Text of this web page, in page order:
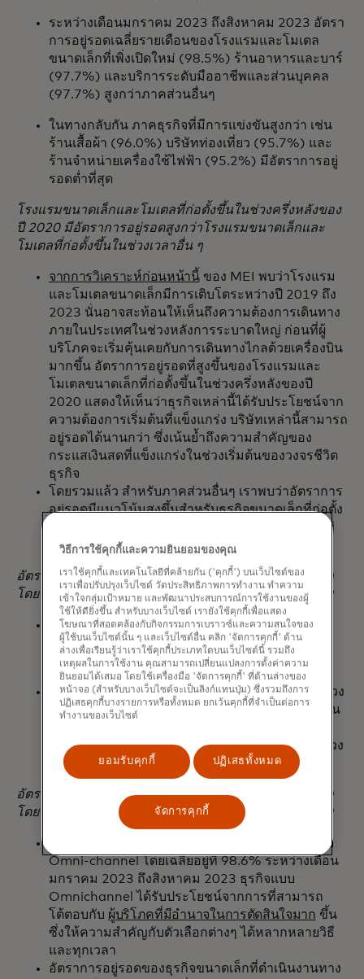
ระหว่างเดือนมกราคม 2023 ถึงสิงหาคม 2023 อัตรา
การอยู่รอดเฉลี่ยรายเดือนของโรงแรมและโมเตล
ขนาดเล็กที่เพิ่งเปิดใหม่ (98.5%) ร้านอาหารและบาร์
(97.7%) และบริการระดับมืออาชีพและส่วนบุคคล
(97.7%) สูงกว่าภาคส่วนอื่นๆ
ในทางกลับกัน ภาคธุรกิจที่มีการแข่งขันสูงกว่า เช่น
ร้านเสื้อผ้า (96.0%) บริษัทท่องเที่ยว (95.7%) และ
ร้านจำหน่ายเครื่องใช้ไฟฟ้า (95.2%) มีอัตราการอยู่
รอดต่ำที่สุด
โรงแรมขนาดเล็กและโมเตลที่ก่อตั้งขึ้นในช่วงครึ่งหลังของ
ปี 2020 มีอัตราการอยู่รอดสูงกว่าโรงแรมขนาดเล็กและ
โมเตลที่ก่อตั้งขึ้นในช่วงเวลาอื่น ๆ
จากการวิเคราะห์ก่อนหน้านี้ของ MEI พบว่าโรงแรม
และโมเตลขนาดเล็กมีการเติบโตระหว่างปี 2019 ถึง
2023 นั่นอาจสะท้อนให้เห็นถึงความต้องการเดินทาง
ภายในประเทศในช่วงหลังการระบาดใหญ่ ก่อนที่ผู้
บริโภคจะเริ่มคุ้นเคยกับการเดินทางไกลด้วยเครื่องบิน
มากขึ้น อัตราการอยู่รอดที่สูงขึ้นของโรงแรมและ
โมเตลขนาดเล็กที่ก่อตั้งขึ้นในช่วงครึ่งหลังของปี
2020 แสดงให้เห็นว่าธุรกิจเหล่านี้ได้รับประโยชน์จาก
ความต้องการเริ่มต้นที่แข็งแกร่ง บริษัทเหล่านี้สามารถ
อยู่รอดได้นานกว่า ซึ่งเน้นย้ำถึงความสำคัญของ
กระแสเงินสดที่แข็งแกร่งในช่วงเริ่มต้นของวงจรชีวิต
ธุรกิจ
โดยรวมแล้ว สำหรับภาคส่วนอื่นๆ เราพบว่าอัตราการ
อยู่รอดมีแนวโน้มสูงขึ้นสำหรับธุรกิจขนาดเล็กที่ก่อตั้ง
ขึ้นในปี 2021 และ 2022 หลังจากที่การระบาดใหญ่
สิ้นสุดลง
อัตราการอยู่รอดของธุรกิจมักมีลักษณะเป็นไปตามฤดูกาล
โดยจะลดลงในช่วงฤดูใบไม้ร่วงสำหรับหลายอุตสาหกรรม
ภาคบริการสันทนาการและร้านอาหารและบาร์มี
ลักษณะผันผวนตามฤดูกาลอย่างชัดเจน โดยจำนวน
ธุรกิจที่เปิดให้บริการจะลดลงก่อนฤดูหนาว
จำนวนร้านขายเสื้อผ้าที่ยังเปิดให้บริการลดลงหลังช่วง
เทศกาลช้อปปิ้งวันหยุด แนวโน้มที่คล้ายกันนี้พบได้ใน
ขายวัสดุก่อสร้างและบ้านชะลอตัวลงอย่างมากในช่วง
ฤดูหนาวที่หนาวจัด
อัตราการอยู่รอดของธุรกิจมักมีลักษณะเป็นไปตามฤดูกาล
โดยจะลดลงในช่วงฤดูใบไม้ร่วงสำหรับหลายอุตสาหกรรม
MEI พบว่าอัตราการอยู่รอดของธุรกิจขนาดเล็กแบบ
Omni-channel โดยเฉลี่ยอยู่ที่ 98.6% ระหว่างเดือน
มกราคม 2023 ถึงสิงหาคม 2023 ธุรกิจแบบ
Omnichannel ได้รับประโยชน์จากการที่สามารถ
โต้ตอบกับ ผู้บริโภคที่มีอำนาจในการตัดสินใจมาก ขึ้น
ซึ่งให้ความสำคัญกับตัวเลือกต่างๆ ได้หลากหลายวิธี
และทุกเวลา
อัตราการอยู่รอดของธุรกิจขนาดเล็กที่ดำเนินงานทาง
วิธีการใช้คุกกี้และความยินยอมของคุณ
เราใช้คุกกี้และเทคโนโลยีที่คล้ายกัน ('คุกกี้') บนเว็บไซต์ของ
เราเพื่อปรับปรุงเว็บไซต์ วัดประสิทธิภาพการทำงาน ทำความ
เข้าใจกลุ่มเป้าหมาย และพัฒนาประสบการณ์การใช้งานของผู้
ใช้ให้ดียิ่งขึ้น สำหรับบางเว็บไซต์ เรายังใช้คุกกี้เพื่อแสดง
โฆษณาที่สอดคล้องกับกิจกรรมการเบราวซ์และความสนใจของ
ผู้ใช้บนเว็บไซต์นั้น ๆ และเว็บไซต์อื่น คลิก 'จัดการคุกกี้' ด้าน
ล่างเพื่อเรียนรู้ว่าเราใช้คุกกี้ประเภทใดบนเว็บไซต์นี้ รวมถึง
เหตุผลในการใช้งาน คุณสามารถเปลี่ยนแปลงการตั้งค่าความ
ยินยอมได้เสมอ โดยใช้เครื่องมือ 'จัดการคุกกี้' ที่ด้านล่างของ
หน้าจอ (สำหรับบางเว็บไซต์จะเป็นลิงก์แทนปุ่ม) ซึ่งรวมถึงการ
ปฏิเสธคุกกี้บางรายการหรือทั้งหมด ยกเว้นคุกกี้ที่จำเป็นต่อการ
ทำงานของเว็บไซต์
ยอมรับคุกกี้ ปฏิเสธทั้งหมด
จัดการคุกกี้